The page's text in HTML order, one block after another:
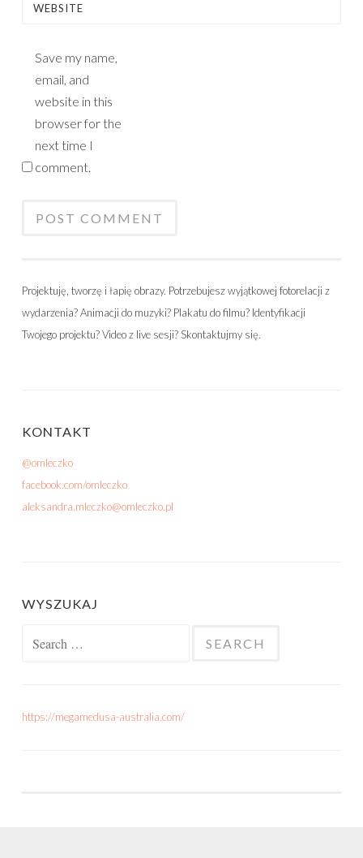
WEBSITE
Save my name,
email, and
website in this
browser for the
next time I
comment.
Projektuję, tworzę i łapię obrazy. Potrzebujesz wyjątkowej fotorelacji z
wydarzenia? Animacji do muzyki? Plakatu do filmu? Identyfikacji
Twojego projektu? Video z live sesji? Skontaktujmy się.
KONTAKT
@omleczko
facebook.com/omleczko
aleksandra.mleczko@omleczko.pl
WYSZUKAJ
https://megamedusa-australia.com/